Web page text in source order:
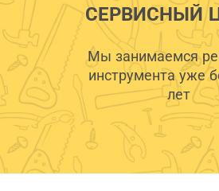
СЕРВИСНЫЙ
Мы занимаемся
инструмента уже
лет